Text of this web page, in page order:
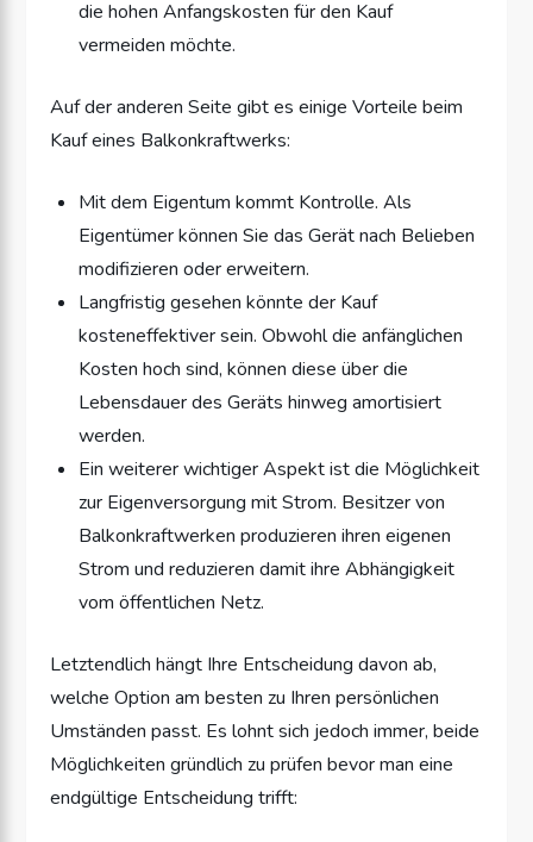
die hohen Anfangskosten für den Kauf
vermeiden möchte.
Auf der anderen Seite gibt es einige Vorteile beim
Kauf eines Balkonkraftwerks:
Mit dem Eigentum kommt Kontrolle. Als
Eigentümer können Sie das Gerät nach Belieben
modifizieren oder erweitern.
Langfristig gesehen könnte der Kauf
kosteneffektiver sein. Obwohl die anfänglichen
Kosten hoch sind, können diese über die
Lebensdauer des Geräts hinweg amortisiert
werden.
Ein weiterer wichtiger Aspekt ist die Möglichkeit
zur Eigenversorgung mit Strom. Besitzer von
Balkonkraftwerken produzieren ihren eigenen
Strom und reduzieren damit ihre Abhängigkeit
vom öffentlichen Netz.
Letztendlich hängt Ihre Entscheidung davon ab,
welche Option am besten zu Ihren persönlichen
Umständen passt. Es lohnt sich jedoch immer, beide
Möglichkeiten gründlich zu prüfen bevor man eine
endgültige Entscheidung trifft: